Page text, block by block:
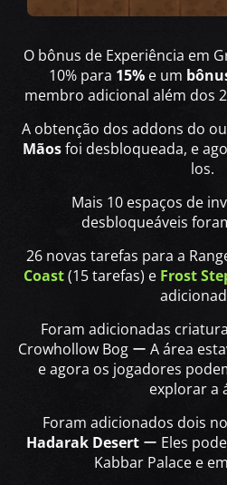
O bônus de Experiência em
10% para 15% e um
membro adicional além dos
A obtenção dos addons do
Mãosfoi desbloqueada, e
los.
Mais 10 espaços de
desbloqueáveis
26 novas tarefas para a
Coast(15 tarefas) e Frost
Foram adicionadas
Crowhollow Bog ー A área
e agora os jogadores
explorar a
Foram adicionados dois
Hadarak Desert ー Eles
Kabbar Palace e